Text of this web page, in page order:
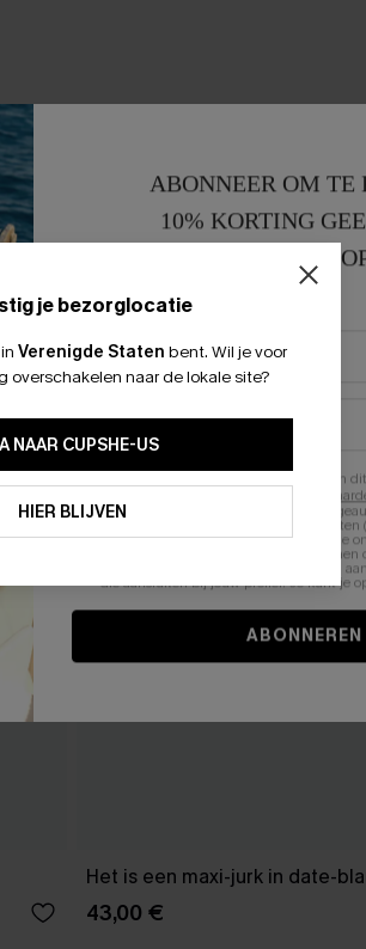
Het is een maxi-jurk in date-
43,00 €
je bezorglocatie
Verenigde Staten bent. Wil je voor
overschakelen naar de lokale site?
NAAR CUPSHE-US
HIER BLIJVEN
ABONNEER OM TE
10% KORTING
15% KORTING
Door je contactgegevens in te vullen en
Algemene
stemt er tevens mee in om herhaalde
en gepersonaliseerde
winkelwagen) en e-mails van Cupshe te
niet vereist voor een aankoop. We
informatie gebruiken om producten en
die aansluiten bij jouw profiel. Je kunt je
ABONNEREN